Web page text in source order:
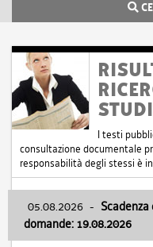
I testi
consultazione documentale
responsabilità degli stessi è
05.08.2026 -
domande: 19.08.2026